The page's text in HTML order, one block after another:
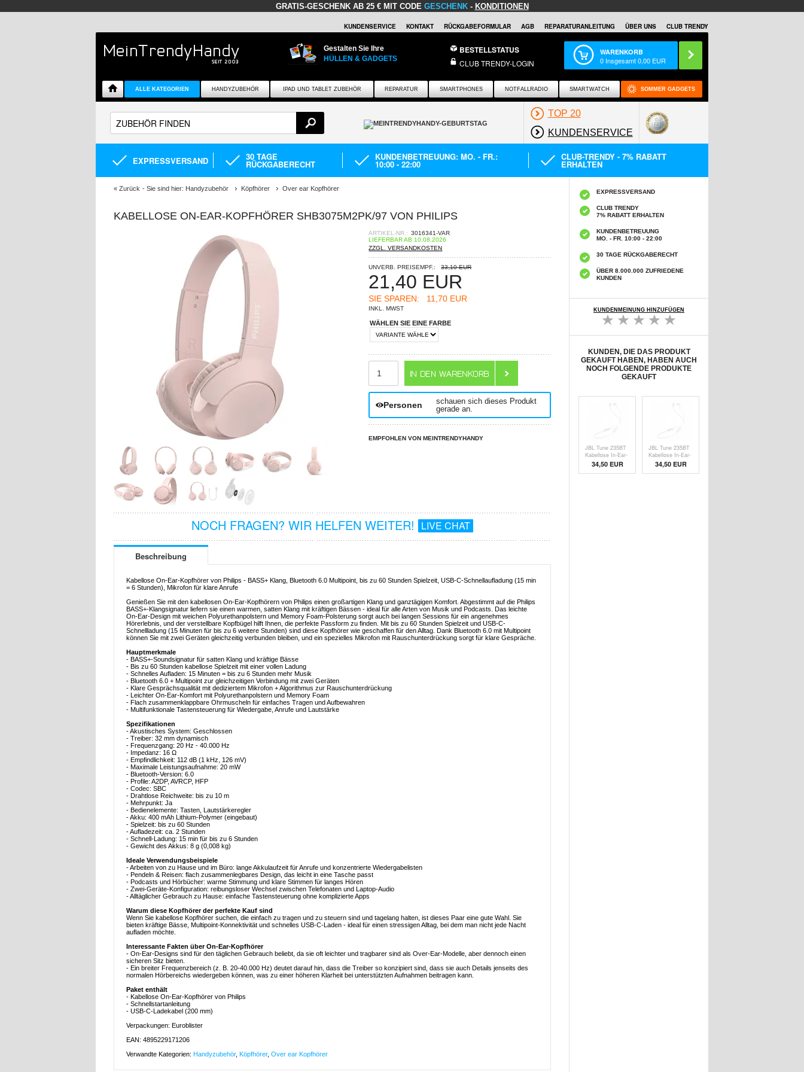
GRATIS-GESCHENK AB 25 € MIT CODE GESCHENK- KONDITIONEN
KUNDENSERVICE KONTAKT RÜCKGABEFORMULAR AGB REPARATURANLEITUNG ÜBER UNS CLUB TRENDY
Gestalten Sie Ihre
HÜLLEN & GADGETS
BESTELLSTATUS
CLUB TRENDY-LOGIN
WARENKORB
0 Insgesamt0,00 EUR
ALLE KATEGORIEN HANDYZUBEHÖR IPAD UND TABLET ZUBEHÖR REPARATUR SMARTPHONES NOTFALLRADIO SMARTWATCH SOMMER GADGETS
TOP 20
KUNDENSERVICE
EXPRESSVERSAND 30 TAGE
RÜCKGABERECHT
KUNDENBETREUUNG: MO. - FR.:
10:00 - 22:00
CLUB-TRENDY - 7% RABATT
ERHALTEN
« Zurück - Sie sind hier: Handyzubehör Köpfhörer Over ear Kopfhörer
KABELLOSE ON-EAR-KOPFHÖRER SHB3075M2PK/97 VON PHILIPS
ARTIKEL-NR.: 3016341-VAR
LIEFERBAR AB 10.08.2026
ZZGL. VERSANDKOSTEN
UNVERB. PREISEMPF.: 33,10 EUR
21,40 EUR
SIE SPAREN: 11,70 EUR
INKL. MWST
WÄHLEN SIE EINE FARBE
Personen
schauen sich dieses Produkt
gerade an.
EMPFOHLEN VON MEINTRENDYHANDY
NOCH FRAGEN? WIR HELFEN WEITER! LIVE CHAT
Beschreibung
Kabellose On-Ear-Kopfhörer von Philips - BASS+ Klang, Bluetooth 6.0 Multipoint, bis zu 60 Stunden Spielzeit, USB-C-Schnellaufladung (15 min
= 6 Stunden), Mikrofon für klare Anrufe
Genießen Sie mit den kabellosen On-Ear-Kopfhörern von Philips einen großartigen Klang und ganztägigen Komfort. Abgestimmt auf die Philips
BASS+-Klangsignatur liefern sie einen warmen, satten Klang mit kräftigen Bässen - ideal für alle Arten von Musik und Podcasts. Das leichte
On-Ear-Design mit weichen Polyurethanpolstern und Memory Foam-Polsterung sorgt auch bei langen Sessions für ein angenehmes
Hörerlebnis, und der verstellbare Kopfbügel hilft Ihnen, die perfekte Passform zu finden. Mit bis zu 60 Stunden Spielzeit und USB-C-
Schnellladung (15 Minuten für bis zu 6 weitere Stunden) sind diese Kopfhörer wie geschaffen für den Alltag. Dank Bluetooth 6.0 mit Multipoint
können Sie mit zwei Geräten gleichzeitig verbunden bleiben, und ein spezielles Mikrofon mit Rauschunterdrückung sorgt für klare Gespräche.
Hauptmerkmale
- BASS+-Soundsignatur für satten Klang und kräftige Bässe
- Bis zu 60 Stunden kabellose Spielzeit mit einer vollen Ladung
- Schnelles Aufladen: 15 Minuten = bis zu 6 Stunden mehr Musik
- Bluetooth 6.0 + Multipoint zur gleichzeitigen Verbindung mit zwei Geräten
- Klare Gesprächsqualität mit dediziertem Mikrofon + Algorithmus zur Rauschunterdrückung
- Leichter On-Ear-Komfort mit Polyurethanpolstern und Memory Foam
- Flach zusammenklappbare Ohrmuscheln für einfaches Tragen und Aufbewahren
- Multifunktionale Tastensteuerung für Wiedergabe, Anrufe und Lautstärke
Spezifikationen
- Akustisches System: Geschlossen
- Treiber: 32 mm dynamisch
- Frequenzgang: 20 Hz - 40.000 Hz
- Impedanz: 16 Ω
- Empfindlichkeit: 112 dB (1 kHz, 126 mV)
- Maximale Leistungsaufnahme: 20 mW
- Bluetooth-Version: 6.0
- Profile: A2DP, AVRCP, HFP
- Codec: SBC
- Drahtlose Reichweite: bis zu 10 m
- Mehrpunkt: Ja
- Bedienelemente: Tasten, Lautstärkeregler
- Akku: 400 mAh Lithium-Polymer (eingebaut)
- Spielzeit: bis zu 60 Stunden
- Aufladezeit: ca. 2 Stunden
- Schnell-Ladung: 15 min für bis zu 6 Stunden
- Gewicht des Akkus: 8 g (0,008 kg)
Ideale Verwendungsbeispiele
- Arbeiten von zu Hause und im Büro: lange Akkulaufzeit für Anrufe und konzentrierte Wiedergabelisten
- Pendeln & Reisen: flach zusammenlegbares Design, das leicht in eine Tasche passt
- Podcasts und Hörbücher: warme Stimmung und klare Stimmen für langes Hören
- Zwei-Geräte-Konfiguration: reibungsloser Wechsel zwischen Telefonaten und Laptop-Audio
- Alltäglicher Gebrauch zu Hause: einfache Tastensteuerung ohne komplizierte Apps
Warum diese Kopfhörer der perfekte Kauf sind
Wenn Sie kabellose Kopfhörer suchen, die einfach zu tragen und zu steuern sind und tagelang halten, ist dieses Paar eine gute Wahl. Sie
bieten kräftige Bässe, Multipoint-Konnektivität und schnelles USB-C-Laden - ideal für einen stressigen Alltag, bei dem man nicht jede Nacht
aufladen möchte.
Interessante Fakten über On-Ear-Kopfhörer
- On-Ear-Designs sind für den täglichen Gebrauch beliebt, da sie oft leichter und tragbarer sind als Over-Ear-Modelle, aber dennoch einen
sicheren Sitz bieten.
- Ein breiter Frequenzbereich (z. B. 20-40.000 Hz) deutet darauf hin, dass die Treiber so konzipiert sind, dass sie auch Details jenseits des
normalen Hörbereichs wiedergeben können, was zu einer höheren Klarheit bei unterstützten Aufnahmen beitragen kann.
Paket enthält
- Kabellose On-Ear-Kopfhörer von Philips
- Schnellstartanleitung
- USB-C-Ladekabel (200 mm)
Verpackungen: Euroblister
EAN: 4895229171206
Verwandte Kategorien: Handyzubehör, Köpfhörer, Over ear Kopfhörer
EXPRESSVERSAND
CLUB TRENDY
7% RABATT ERHALTEN
KUNDENBETREUUNG
MO. - FR. 10:00 - 22:00
30 TAGE RÜCKGABERECHT
ÜBER 8.000.000 ZUFRIEDENE
KUNDEN
KUNDENMEINUNG HINZUFÜGEN
KUNDEN, DIE DAS PRODUKT
GEKAUFT HABEN, HABEN AUCH
NOCH FOLGENDE PRODUKTE
GEKAUFT
JBL Tune 235BT
Kabellose In-Ear-
Kopfhörer - Weiß
34,50 EUR
JBL Tune 235BT
Kabellose In-Ear-
Kopfhörer
34,50 EUR